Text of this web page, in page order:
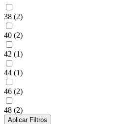
38 (2)
40 (2)
42 (1)
44 (1)
46 (2)
48 (2)
Aplicar Filtros